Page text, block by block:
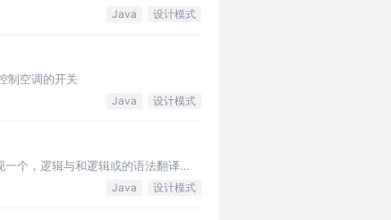
Java 设计模式
制空调的开关
Java 设计模式
个，逻辑与和逻辑或的语法翻译
Java 设计模式